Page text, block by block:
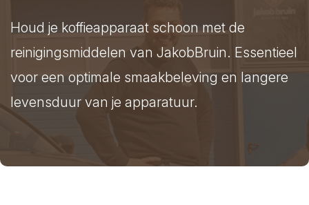
Houd je koffieapparaat schoon met de
reinigingsmiddelen van JakobBruin. Essentieel
voor een optimale smaakbeleving en langere
levensduur van je apparatuur.